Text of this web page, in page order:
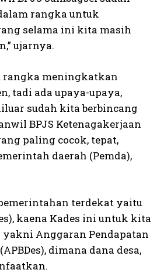
rangka untuk
selama ini kita masih
ujarnya.
rangka meningkatkan
tadi ada upaya-upaya,
sudah kita berbincang
BPJS Ketenagakerjaan
paling cocok, tepat,
daerah (Pemda),
terdekat yaitu
kaena Kades ini untuk kita
yakni Anggaran Pendapatan
dimana dana desa,